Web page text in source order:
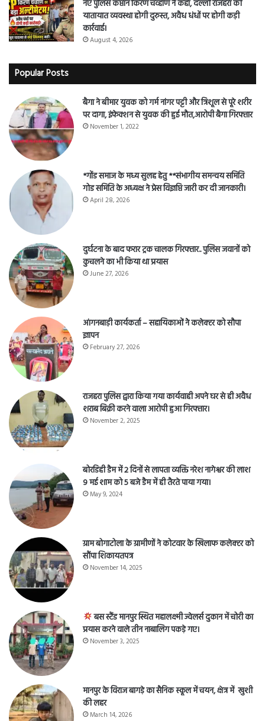
नए पुलिस कप्तान किरण चव्हाण ने कहा, दल्ली राजहरा की
यातायात व्यवस्था होगी दुरुस्त, अवैध धंधों पर होगी कड़ी
कार्रवाई।
August 4, 2026
Popular Posts
बैगा ने बीमार युवक को गर्म नांगर पट्टी और त्रिशूल से पूरे शरीर
पर दागा, इंफेक्शन से युवक की हुई मौत,आरोपी बैगा गिरफ्तार
November 1, 2022
*गोंड समाज के मध्य सुलह हेतु **संभागीय समन्वय समिति
गोड समिति के अध्यक्ष ने प्रेस विज्ञप्ति जारी कर दी जानकारी।
April 28, 2026
दुर्घटना के बाद फरार ट्रक चालक गिरफ्तार.. पुलिस जवानों को
कुचलने का भी किया था प्रयास
June 27, 2026
आंगनबाड़ी कार्यकर्ता – सहायिकाओं नेे कलेक्टर को सौपा
ज्ञापन
February 27, 2026
राजहरा पुलिस द्वारा किया गया कार्यवाही अपने घर से ही अवैध
शराब बिक्री करने वाला आरोपी हुआ गिरफ्तार।
November 2, 2025
बोरडिही डैम में 2 दिनों से लापता व्यक्ति नरेश नागेश्वर की लाश
9 मई शाम को 5 बजे डैम में ही तैरते पाया गया।
May 9, 2024
ग्राम बोगाटोला के ग्रामीणों ने कोटवार के खिलाफ कलेक्टर को
सौंपा शिकायतपत्र
November 14, 2025
बस स्टैंड मानपुर स्थित महालक्ष्मी ज्वेलर्स दुकान में चोरी का
प्रयास करने वाले तीन नाबालिग पकड़े गए।
November 3, 2025
मानपुर के विराज बागड़े का सैनिक स्कूल में चयन, क्षेत्र में खुशी
की लहर
March 14, 2026